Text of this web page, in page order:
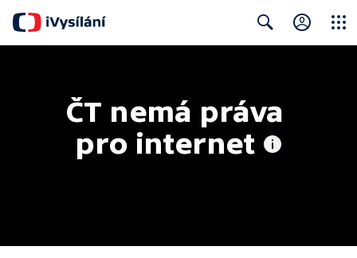
ČT nemá práva
pro internet